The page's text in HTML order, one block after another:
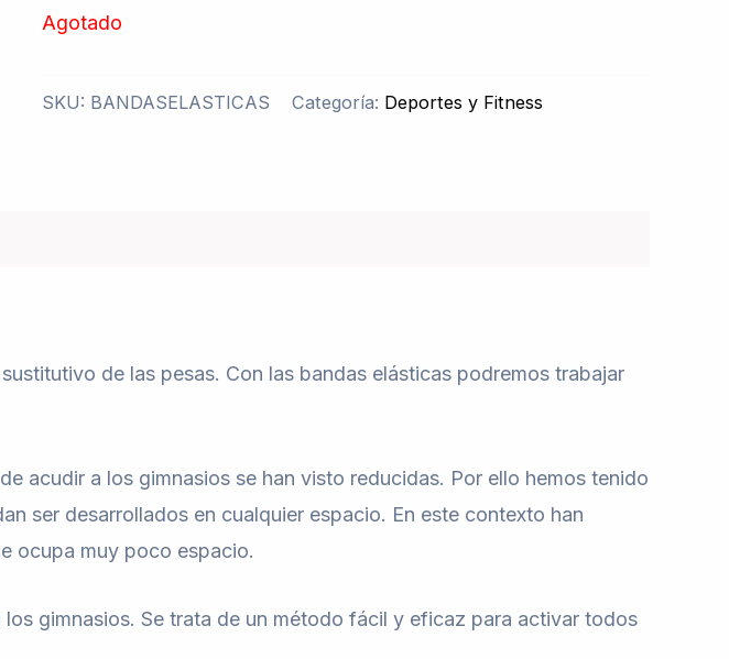
Agotado
SKU: BANDASELASTICAS Categoría: Deportes y Fitness
de las pesas. Con las bandas elásticas podremos trabajar
acudir a los gimnasios se han visto reducidas. Por ello hemos tenido
ser desarrollados en cualquier espacio. En este contexto han
ocupa muy poco espacio.
gimnasios. Se trata de un método fácil y eficaz para activar todos